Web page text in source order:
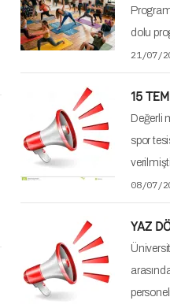
SPOR
Değerli
16/05/
olduğu
15/05/